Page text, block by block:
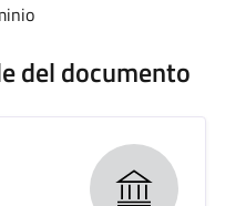
del documento